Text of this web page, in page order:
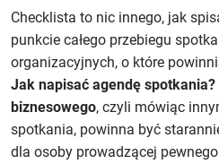
Checklista to nic innego, jak
punkcie całego przebiegu
organizacyjnych, o które
Jak napisać agendę spotkania?
biznesowego, czyli mówiąc
spotkania, powinna być
dla osoby prowadzącej